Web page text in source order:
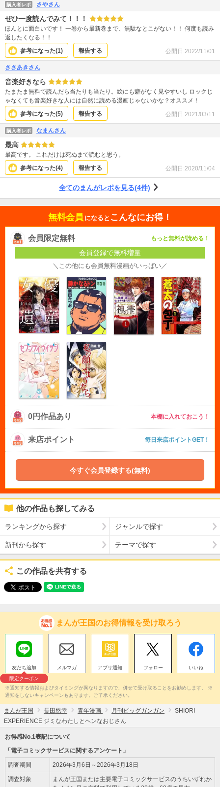
購入者レポ さやさん
ぜひ一度読んでみて！！！
ほんとに面白いです！ 一巻から最新巻まで、無駄なとこがない！！ 何度も読み
返したくなる！！
参考になった(1) 報告する 公開日:2022/11/01
ささあきさん
音楽好きなら
たまたま無料で読んだら当たりも当たり。絵にも癖がなく見やすいし ロックじ
ゃなくても音楽好きな人には自然に読める漫画じゃないかな？オススメ！
参考になった(5) 報告する 公開日:2021/03/11
購入者レポ なまんさん
最高
最高です。 これだけは死ぬまで読むと思う。
参考になった(4) 報告する 公開日:2020/11/04
全てのまんがレポを見る(4件)
無料会員 になると こんなにお得！
会員限定無料 もっと無料が読める！
会員登録で無料増量
＼この他にも会員無料漫画がいっぱい／
0円作品あり 本棚に入れておこう！
来店ポイント 毎日来店ポイントGET！
今すぐ会員登録する(無料)
他の作品も探してみる
ランキングから探す ジャンルで探す
新刊から探す テーマで探す
この作品を共有する
まんが王国のお得情報を受け取ろう
友だち追加
限定クーポン
メルマガ アプリ通知 フォロー いいね
※通知する情報およびタイミングが異なりますので、併せて受け取ることをお勧めします。 ※
通知をしないキャンペーンもあります。ご了承ください。
まんが王国 長田悠幸 青年漫画 月刊ビッグガンガン
SHIORI
EXPERIENCE ジミなわたしとヘンなおじさん
お得感No.1表記について
「電子コミックサービスに関するアンケート」
調査期間 2026年3月6日～2026年3月18日
調査対象
まんが王国または主要電子コミックサービスのうちいずれか